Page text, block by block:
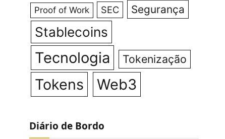
Proof of Work SEC Segurança
Stablecoins
Tecnologia Tokenização
Tokens Web3
Diário de Bordo